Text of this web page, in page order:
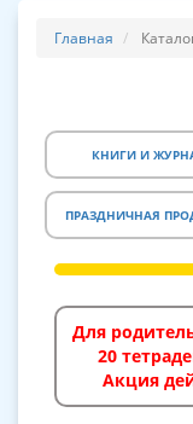
Главная
КНИГИ И
ПРАЗДНИЧНАЯ
Для
20
Акция